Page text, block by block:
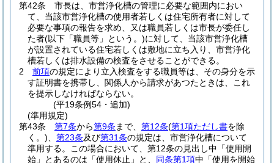
第42条
市長は、市営浄化槽の管理に必要な範囲内におい
て、当該市営浄化槽の使用者若しくは住宅所有者に対して
必要な事項の報告を求め、又は職員若しくは市長が委任し
た者(以下「職員等」という。)に対して、当該市営浄化槽
が設置されている住宅若しくは敷地に立ち入り、市営浄化
槽若しくは排水設備の検査をさせることができる。
2
前項の規定により立入検査をする職員等は、その身分を示
す証明書を携帯し、関係人から請求があつたときは、これ
を提示しなければならない。
(平19条例54・追加)
(準用規定)
第43条
第7条から第9条 まで、 第12条(第1項ただし書を除
く。)
第23条及び第31条の規定は、市営浄化槽について
準用する。
この場合において、第12条の見出し中「使用開
始」とあるのは「使用休止」と、 同条第1項中「使用を開始